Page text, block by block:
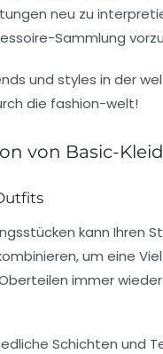
neu zu
-Sammlung
von Basic-
kann Ihren
um eine
immer
Schichten und